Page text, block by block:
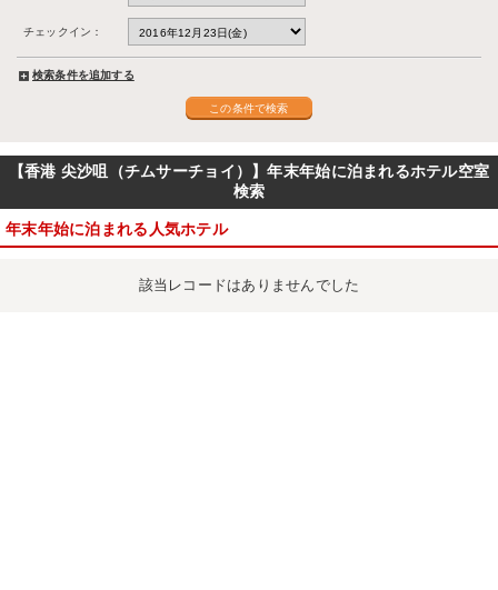
チェックイン：
検索条件を追加する
【香港 尖沙咀（チムサーチョイ）】年末年始に泊まれるホテル空室
検索
年末年始に泊まれる人気ホテル
該当レコードはありませんでした